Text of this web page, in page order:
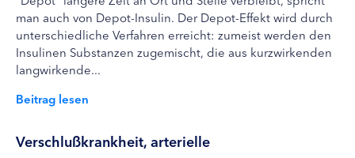
man auch von Depot-Insulin. Der Depot-Effekt wird durch
unterschiedliche Verfahren erreicht: zumeist werden den
Insulinen Substanzen zugemischt, die aus kurzwirkenden
langwirkende...
Beitrag lesen
Verschlußkrankheit, arterielle